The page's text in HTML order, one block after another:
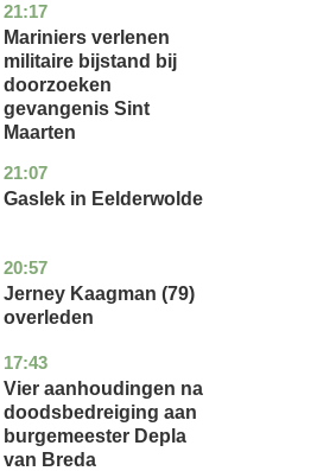
21:17
buitenland
Mariniers verlenen
militaire bijstand bij
doorzoeken
gevangenis Sint
Maarten
21:07
drenthe
nieuws
Gaslek in Eelderwolde
20:57
noord-
glossy
Jerney Kaagman (79)
overleden
17:43
noord-
brabant
nieuws
Vier aanhoudingen na
doodsbedreiging aan
burgemeester Depla
van Breda